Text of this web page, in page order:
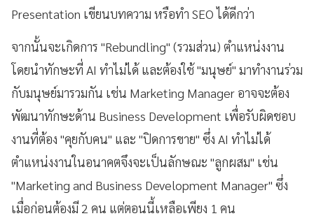
Presentation เขียนบทความ หรือทำ SEO ได้ดีกว่า
จากนั้นจะเกิดการ "Rebundling" (รวมส่วน) ตำแหน่งงาน
โดยนำทักษะที่ AI ทำไม่ได้ และต้องใช้ "มนุษย์" มาทำงานร่วม
กับมนุษย์มารวมกัน เช่น Marketing Manager อาจจะต้อง
พัฒนาทักษะด้าน Business Development เพื่อรับผิดชอบ
งานที่ต้อง "คุยกับคน" และ "ปิดการขาย" ซึ่ง AI ทำไม่ได้
ตำแหน่งงานในอนาคตจึงจะเป็นลักษณะ "ลูกผสม" เช่น
"Marketing and Business Development Manager" ซึ่ง
เมื่อก่อนต้องมี 2 คน แต่ตอนนี้เหลือเพียง 1 คน